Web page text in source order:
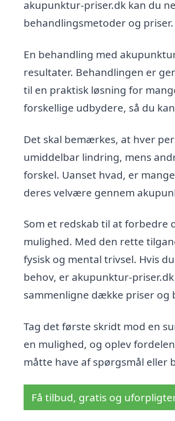
akupunktur-priser.dk kan du
behandlingsmetoder og priser.
En behandling med
resultater. Behandlingen er
til en praktisk løsning for
forskellige udbydere, så du
Det skal bemærkes, at hver
umiddelbar lindring, mens
forskel. Uanset hvad, er
deres velvære gennem
Som et redskab til at
mulighed. Med den rette
fysisk og mental trivsel. Hvis
behov, er akupunktur-
sammenligne dække priser og
Tag det første skridt mod en
en mulighed, og oplev
måtte have af spørgsmål eller
Få tilbud, gratis og